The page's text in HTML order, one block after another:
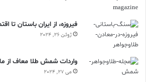
فیروزه، از ایران باستان تا
ژوئن 26, 2024
واردات شمش طلا معاف از
می 27, 2024